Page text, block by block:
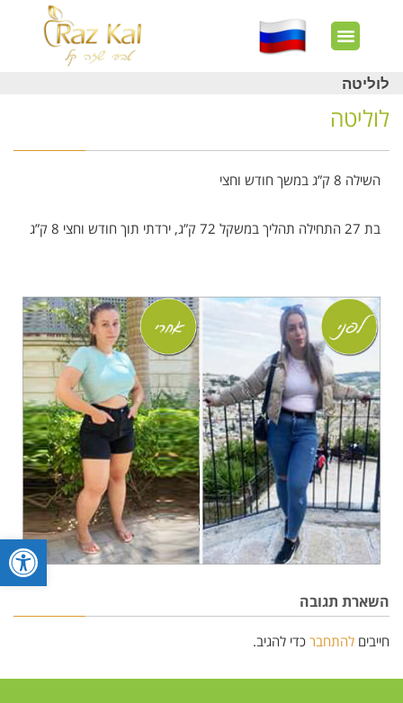
לוליטה
לוליטה
השילה 8 ק”ג במשך חודש וחצי
בת 27 התחילה תהליך במשקל 72 ק”ג, ירדתי תוך חודש וחצי 8 ק”ג
השארת תגובה
חייבים להתחבר כדי להגיב.
פתח